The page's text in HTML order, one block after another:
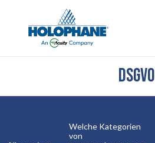
Welche Kategorien
von
DSGVO